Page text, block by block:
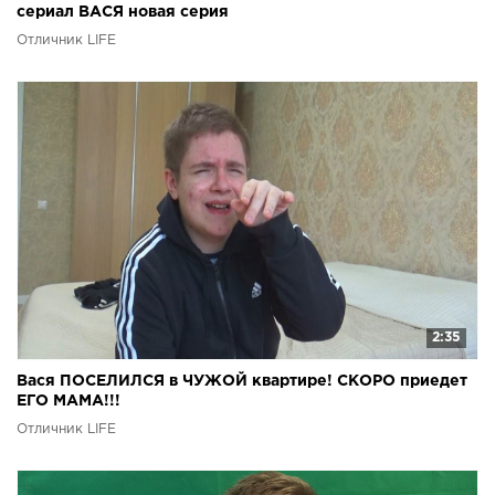
сериал ВАСЯ новая серия
Отличник LIFE
2:35
Вася ПОСЕЛИЛСЯ в ЧУЖОЙ квартире! СКОРО приедет
ЕГО МАМА!!!
Отличник LIFE